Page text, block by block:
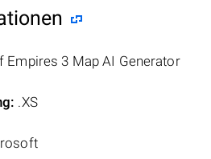
Empires 3 Map AI Generator
.XS